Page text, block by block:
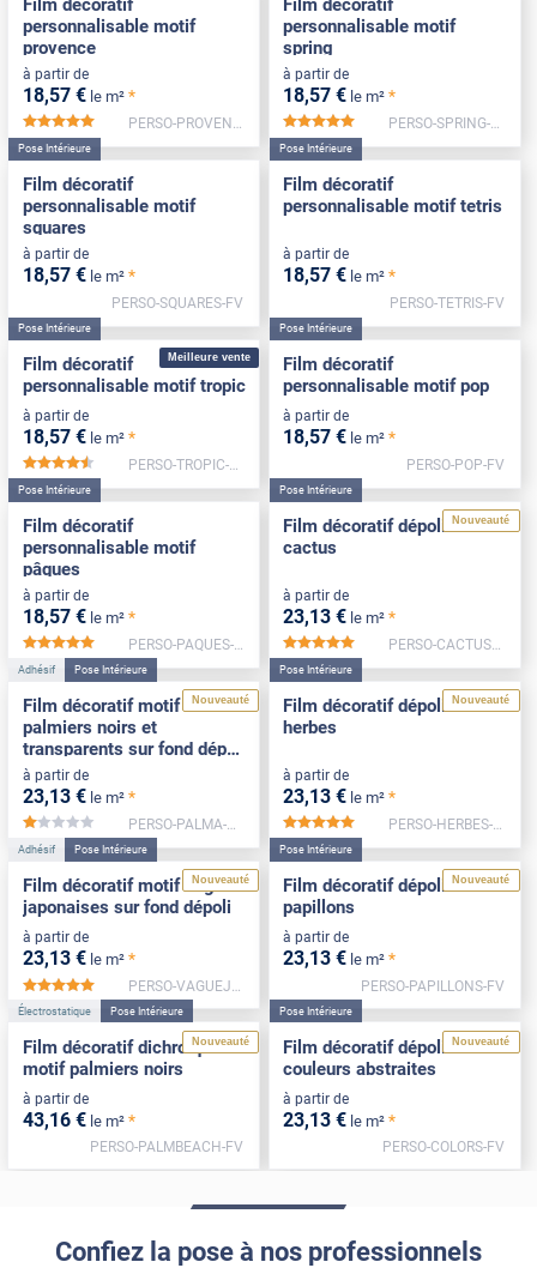
Film décoratif
personnalisable motif
provence
à partir de
18,57 € le m² *
*****
PERSO-PROVENCE-FV
Film décoratif
personnalisable motif
spring
à partir de
18,57 € le m² *
*****
PERSO-SPRING-FV
Pose Intérieure
Film décoratif
personnalisable motif
squares
à partir de
18,57 € le m² *
PERSO-SQUARES-FV
Pose Intérieure
Film décoratif
personnalisable motif tetris
à partir de
18,57 € le m² *
PERSO-TETRIS-FV
Meilleure vente
Pose Intérieure
Film décoratif
personnalisable motif tropic
à partir de
18,57 € le m² *
*****
PERSO-TROPIC-FV
Pose Intérieure
Film décoratif
personnalisable motif pop
à partir de
18,57 € le m² *
PERSO-POP-FV
Pose Intérieure
Film décoratif
personnalisable motif
pâques
à partir de
18,57 € le m² *
*****
PERSO-PAQUES-FV
Nouveauté
Pose Intérieure
Film décoratif dépoli motif
cactus
à partir de
23,13 € le m² *
*****
Nouveauté
Adhésif Pose Intérieure
Film décoratif motif
palmiers noirs et
transparents sur fond dépoli
blanc
à partir de
23,13 € le m² *
*****
PERSO-PALMA-FV
Nouveauté
Pose Intérieure
Film décoratif dépoli motif
herbes
à partir de
23,13 € le m² *
*****
Nouveauté
Adhésif Pose Intérieure
Film décoratif motif vagues
japonaises sur fond dépoli
à partir de
23,13 € le m² *
*****
Nouveauté
Pose Intérieure
Film décoratif dépoli motif
papillons
à partir de
23,13 € le m² *
PERSO-PAPILLONS-FV
Nouveauté
Électrostatique Pose Intérieure
Film décoratif dichroïque
motif palmiers noirs
à partir de
43,16 € le m² *
PERSO-PALMBEACH-FV
Nouveauté
Pose Intérieure
Film décoratif dépoli motif
couleurs abstraites
à partir de
23,13 € le m² *
PERSO-COLORS-FV
Confiez la pose à nos professionnels